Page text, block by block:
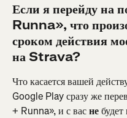
Если я перейду на
Runna», что
сроком действия
на Strava?
Что касается вашей
Google Play сразу же
+ Runna», и с вас не